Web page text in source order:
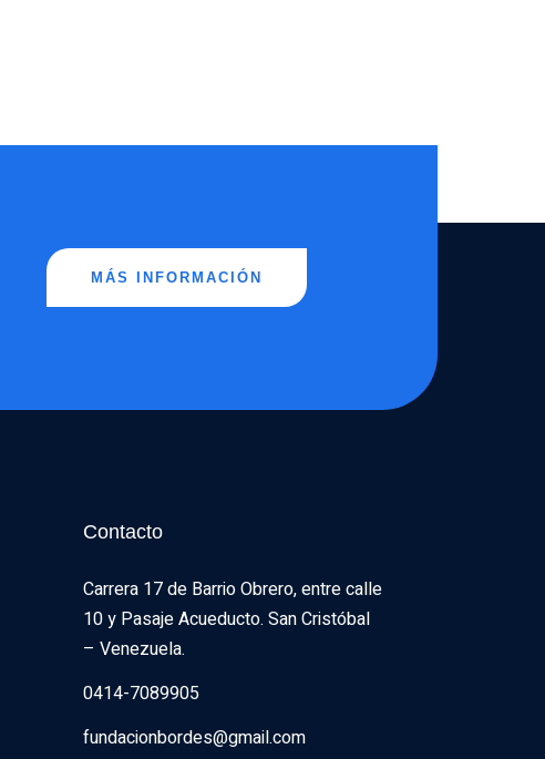
MÁS INFORMACIÓN
Contacto
Carrera 17 de Barrio Obrero, entre calle
10 y Pasaje Acueducto. San Cristóbal
– Venezuela.
0414-7089905
fundacionbordes@gmail.com